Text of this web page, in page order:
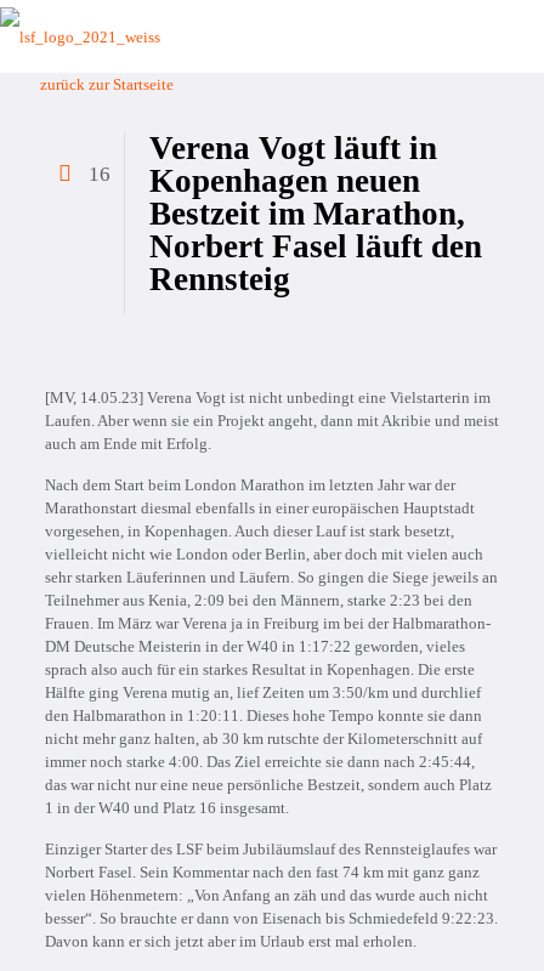
zurück zur Startseite
16
Verena Vogt läuft in
Kopenhagen neuen
Bestzeit im Marathon,
Norbert Fasel läuft den
Rennsteig
[MV, 14.05.23] Verena Vogt ist nicht unbedingt eine Vielstarterin im
Laufen. Aber wenn sie ein Projekt angeht, dann mit Akribie und meist
auch am Ende mit Erfolg.
Nach dem Start beim London Marathon im letzten Jahr war der
Marathonstart diesmal ebenfalls in einer europäischen Hauptstadt
vorgesehen, in Kopenhagen. Auch dieser Lauf ist stark besetzt,
vielleicht nicht wie London oder Berlin, aber doch mit vielen auch
sehr starken Läuferinnen und Läufern. So gingen die Siege jeweils an
Teilnehmer aus Kenia, 2:09 bei den Männern, starke 2:23 bei den
Frauen. Im März war Verena ja in Freiburg im bei der Halbmarathon-
DM Deutsche Meisterin in der W40 in 1:17:22 geworden, vieles
sprach also auch für ein starkes Resultat in Kopenhagen. Die erste
Hälfte ging Verena mutig an, lief Zeiten um 3:50/km und durchlief
den Halbmarathon in 1:20:11. Dieses hohe Tempo konnte sie dann
nicht mehr ganz halten, ab 30 km rutschte der Kilometerschnitt auf
immer noch starke 4:00. Das Ziel erreichte sie dann nach 2:45:44,
das war nicht nur eine neue persönliche Bestzeit, sondern auch Platz
1 in der W40 und Platz 16 insgesamt.
Einziger Starter des LSF beim Jubiläumslauf des Rennsteiglaufes war
Norbert Fasel. Sein Kommentar nach den fast 74 km mit ganz ganz
vielen Höhenmetern: „Von Anfang an zäh und das wurde auch nicht
besser“. So brauchte er dann von Eisenach bis Schmiedefeld 9:22:23.
Davon kann er sich jetzt aber im Urlaub erst mal erholen.